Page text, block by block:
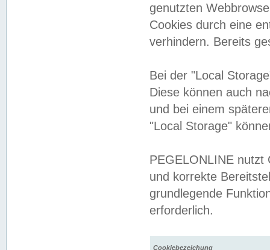
genutzten
Cookies durch eine
verhindern. Bereits
Bei der "Local
Diese können auch
und bei einem
"Local Storage"
PEGELONLINE nutzt
und korrekte
grundlegende
erforderlich.
Cookiebezeichung